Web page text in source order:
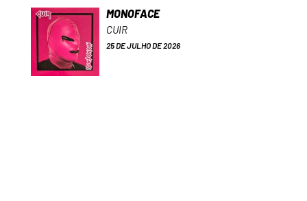
MONOFACE
CUIR
25 DE JULHO DE 2026